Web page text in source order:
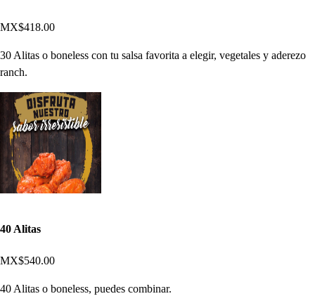
MX$418.00
30 Alitas o boneless con tu salsa favorita a elegir, vegetales y aderezo
ranch.
40 Alitas
MX$540.00
40 Alitas o boneless, puedes combinar.